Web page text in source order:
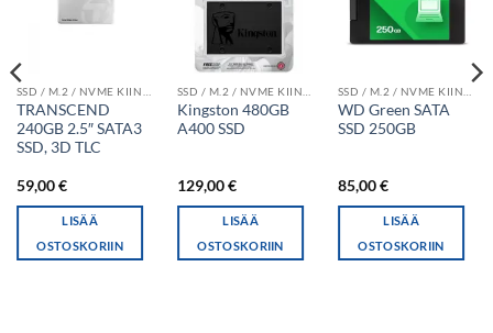
SSD / M.2 / NVME KIINTOLEVYT
TRANSCEND
240GB 2.5″ SATA3
SSD, 3D TLC
59,00€
LISÄÄ
OSTOSKORIIN
SSD / M.2 / NVME KIINTOLEVYT
Kingston 480GB
A400 SSD
129,00€
LISÄÄ
OSTOSKORIIN
SSD / M.2 / NVME KIINTOLEVYT
WD Green SATA
SSD 250GB
85,00€
LISÄÄ
OSTOSKORIIN